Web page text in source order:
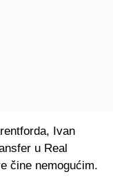
Ivan
u Real
čine nemogućim.